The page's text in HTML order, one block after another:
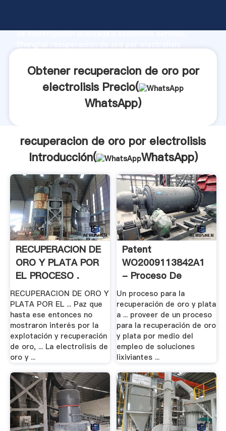
de investigación avanzada y excelente servicio,
clientes.
Obtener recuperacion de oro por
electrolisis Precio(
WhatsApp)
recuperacion de oro por electrolisis
Introducción(
WhatsApp)
RECUPERACION DE
ORO Y PLATA POR
EL PROCESO .
RECUPERACION DE ORO Y
PLATA POR EL ... Paz que
hasta ese entonces no
mostraron interés por la
explotación y recuperación
de oro, ... La electrolisis de
oro y ...
Patent
WO2009113842A1
- Proceso De
Lixiviación .
Un proceso para Ia
recuperación de oro y plata
a ... proveer de un proceso
para Ia recuperación de oro
y plata por medio del
empleo de soluciones
lixiviantes ...